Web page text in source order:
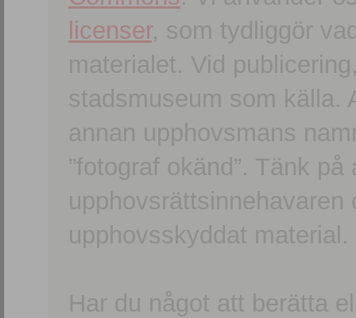
licenser, som tydliggör
materialet. Vid
stadsmuseum som källa.
annan upphovsmans
”fotograf okänd”. Tänk
upphovsskyddat material.
Har du något att berätta